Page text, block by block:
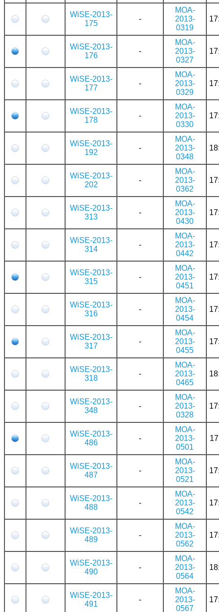
WiSE-2013-
175
-
MOA-
2013-
0319
WiSE-2013-
176
-
MOA-
2013-
0327
WiSE-2013-
177
-
MOA-
2013-
0329
WiSE-2013-
178
-
MOA-
2013-
0330
WiSE-2013-
192
-
MOA-
2013-
0348
WiSE-2013-
202
-
MOA-
2013-
0362
WiSE-2013-
313
-
MOA-
2013-
0430
WiSE-2013-
314
-
MOA-
2013-
0442
WiSE-2013-
315
-
MOA-
2013-
0451
WiSE-2013-
316
-
MOA-
2013-
0454
WiSE-2013-
317
-
MOA-
2013-
0455
WiSE-2013-
318
-
MOA-
2013-
0465
WiSE-2013-
348
-
MOA-
2013-
0328
WiSE-2013-
486
-
MOA-
2013-
0501
WiSE-2013-
487
-
MOA-
2013-
0521
WiSE-2013-
488
-
MOA-
2013-
0542
WiSE-2013-
489
-
MOA-
2013-
0562
WiSE-2013-
490
-
MOA-
2013-
0564
WiSE-2013-
491
-
MOA-
2013-
0567